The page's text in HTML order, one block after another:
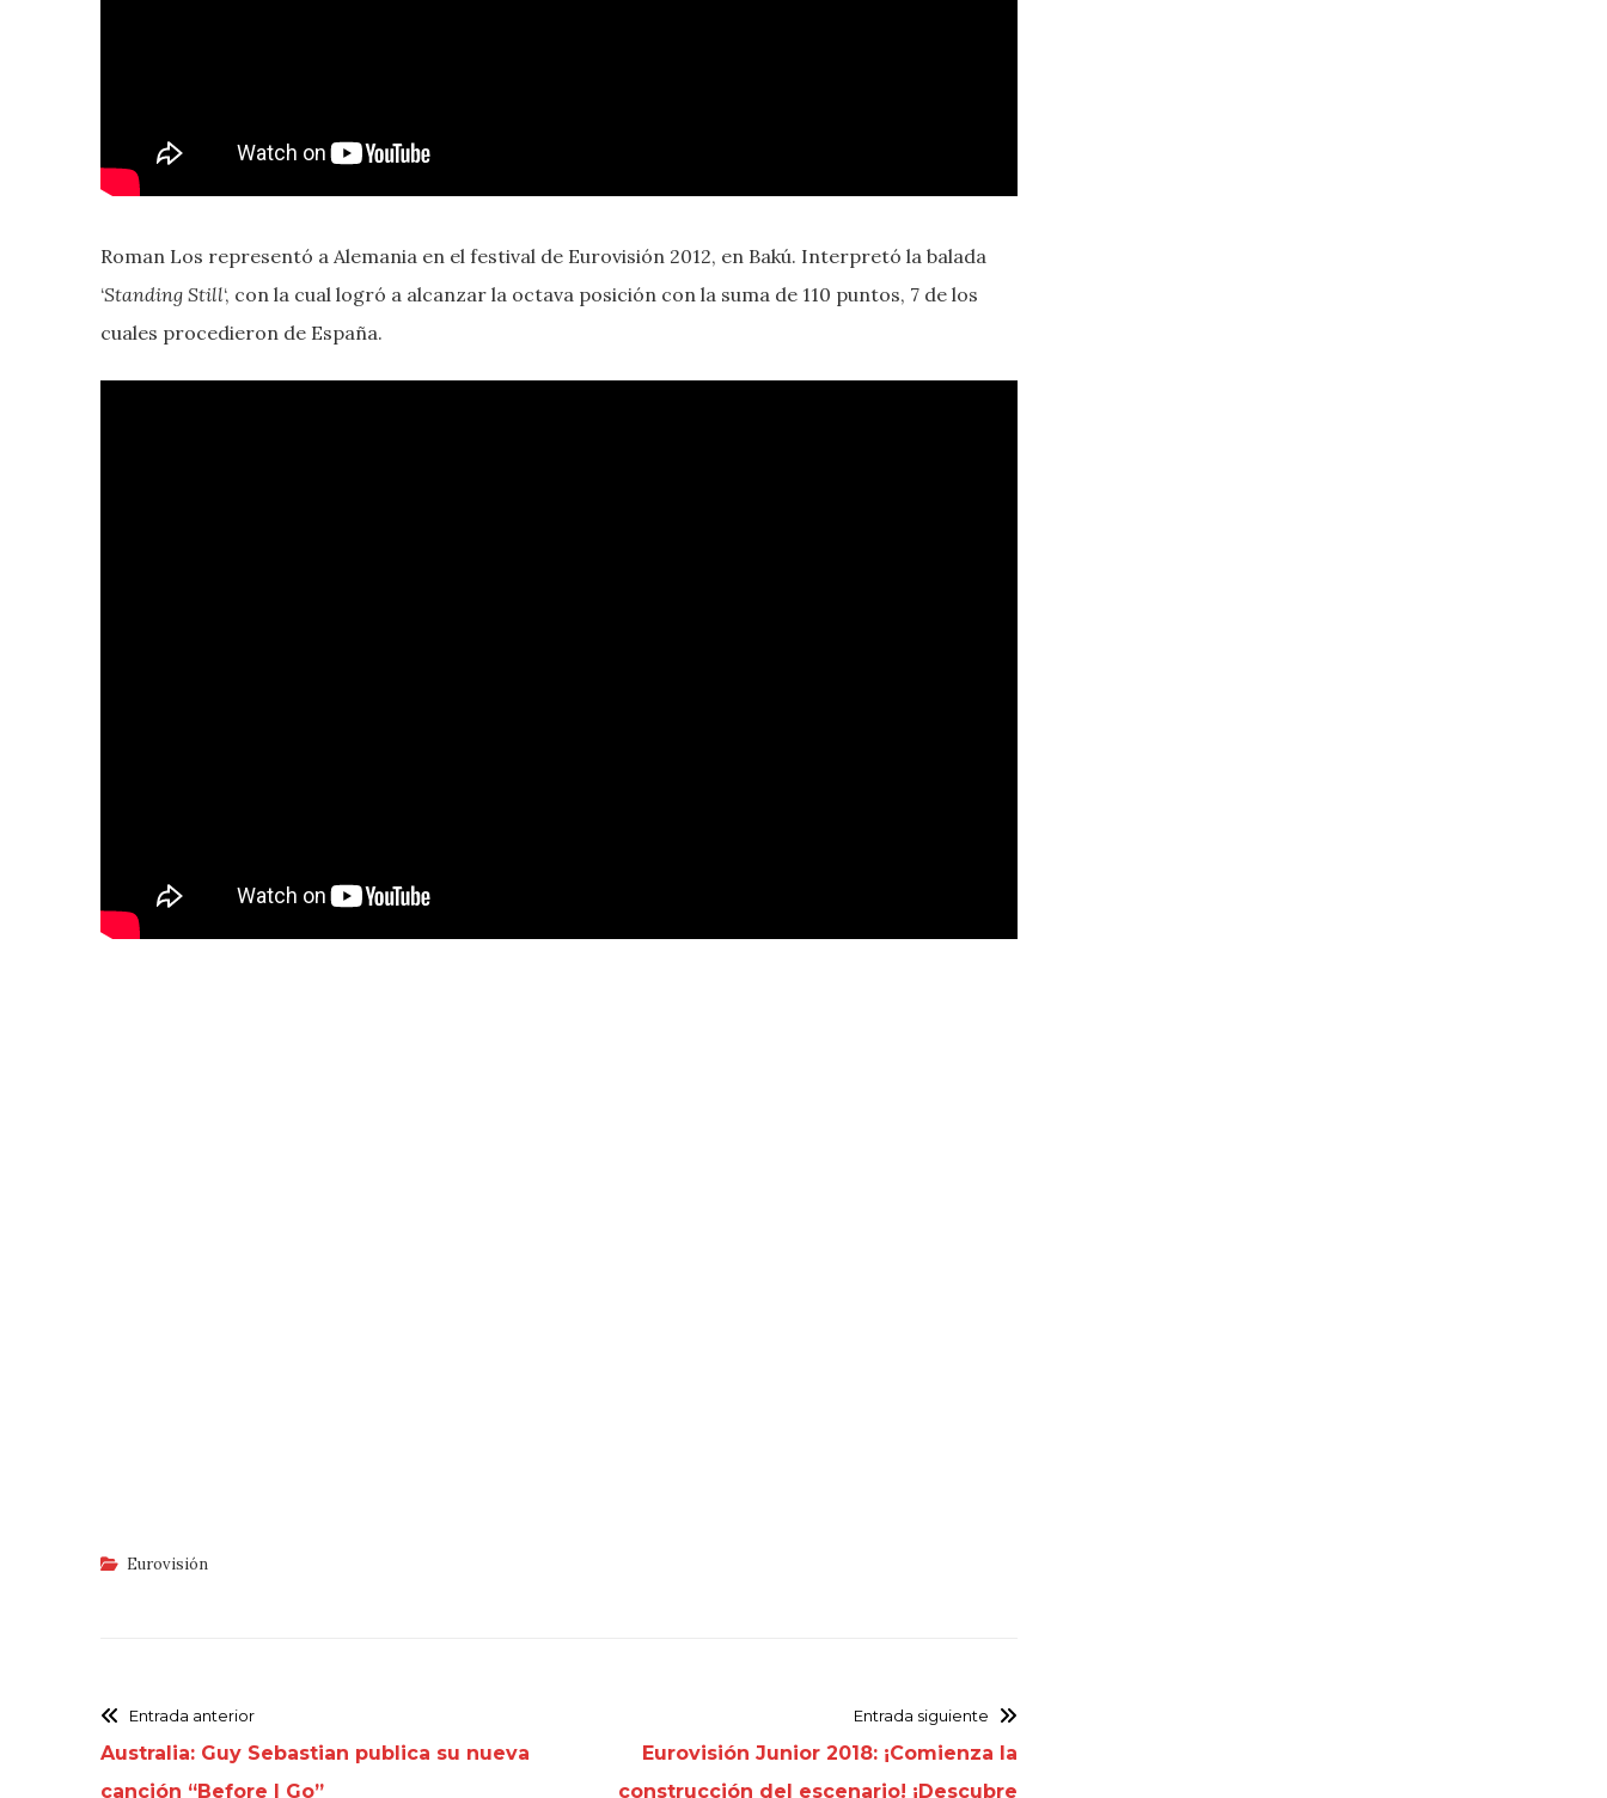
Roman Los representó a Alemania en el festival de Eurovisión 2012, en Bakú. Interpretó la balada
‘Standing Still‘, con la cual logró a alcanzar la octava posición con la suma de 110 puntos, 7 de los
cuales procedieron de España.
Eurovisión
Entrada anterior
Australia: Guy Sebastian publica su nueva
canción “Before I Go”
Entrada siguiente
Eurovisión Junior 2018: ¡Comienza la
construcción del escenario! ¡Descubre